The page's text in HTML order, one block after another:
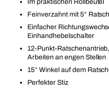
Im praktischen Rollbeutel
Feinverzahnt mit 5°
Einfacher
Einhandhebelschalter
12-Punkt-
Arbeiten an engen Stellen
15° Winkel auf dem
Perfekter Stiz